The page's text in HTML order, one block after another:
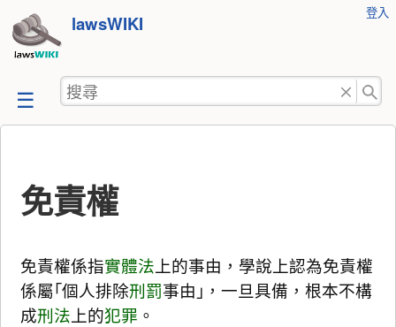
跳
至
容
lawsWIKI
工
登入
搜
尋
免責權
免責權係指實體法 上的事由，學說上認為免責權
係屬｢個人排除刑罰事由｣，一旦具備，根本不構
成刑法 上的犯罪 。